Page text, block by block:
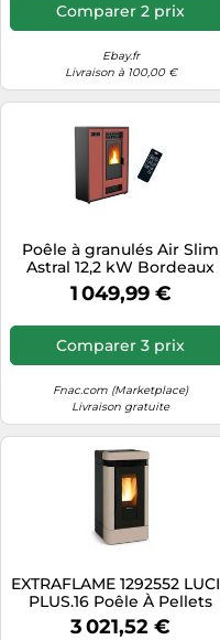
Comparer 2 prix
Ebay.fr
Livraison à 100,00 €
Poêle à granulés Air Slim
Astral 12,2 kW Bordeaux
Sannover
1 049,99 €
Comparer 3 prix
Fnac.com (Marketplace)
Livraison gratuite
EXTRAFLAME 1292552
PLUS.16 Poêle À Pellets
12KW Foyer Fonte Taupe
3 021,52 €